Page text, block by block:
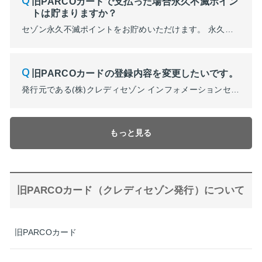
トは貯まりますか？
旧PARCOカードの登録内容を変更したいです。
もっと見る
旧PARCOカード（クレディセゾン発行）について
旧PARCOカード